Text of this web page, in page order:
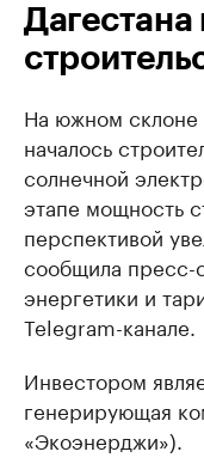
Дагестана
На южном склоне
началось
солнечной
этапе мощность
перспективой
сообщила пресс-
энергетики и
Telegram-канале.
Инвестором
генерирующая
«Экоэнерджи»).